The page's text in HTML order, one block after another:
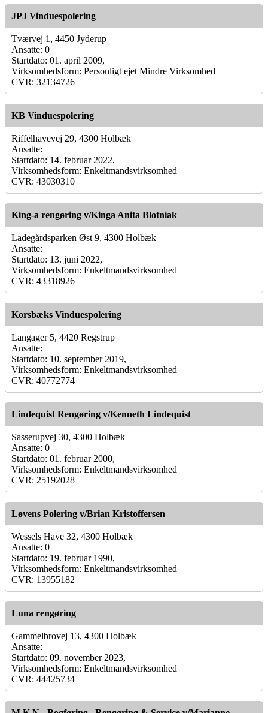
JPJ Vinduespolering
Tværvej 1, 4450 Jyderup
Ansatte: 0
Startdato: 01. april 2009,
Virksomhedsform: Personligt ejet Mindre Virksomhed
CVR: 32134726
KB Vinduespolering
Riffelhavevej 29, 4300 Holbæk
Ansatte:
Startdato: 14. februar 2022,
Virksomhedsform: Enkeltmandsvirksomhed
CVR: 43030310
King-a rengøring v/Kinga Anita Blotniak
Ladegårdsparken Øst 9, 4300 Holbæk
Ansatte:
Startdato: 13. juni 2022,
Virksomhedsform: Enkeltmandsvirksomhed
CVR: 43318926
Korsbæks Vinduespolering
Langager 5, 4420 Regstrup
Ansatte:
Startdato: 10. september 2019,
Virksomhedsform: Enkeltmandsvirksomhed
CVR: 40772774
Lindequist Rengøring v/Kenneth Lindequist
Sasserupvej 30, 4300 Holbæk
Ansatte: 0
Startdato: 01. februar 2000,
Virksomhedsform: Enkeltmandsvirksomhed
CVR: 25192028
Løvens Polering v/Brian Kristoffersen
Wessels Have 32, 4300 Holbæk
Ansatte: 0
Startdato: 19. februar 1990,
Virksomhedsform: Enkeltmandsvirksomhed
CVR: 13955182
Luna rengøring
Gammelbrovej 13, 4300 Holbæk
Ansatte:
Startdato: 09. november 2023,
Virksomhedsform: Enkeltmandsvirksomhed
CVR: 44425734